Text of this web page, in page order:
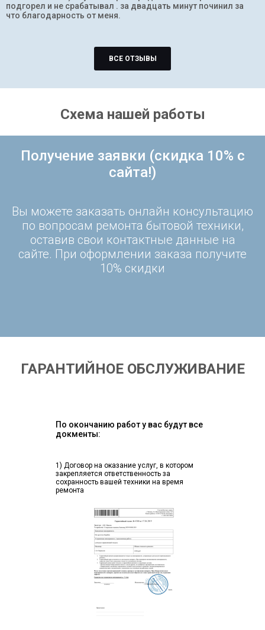
подгорел и не срабатывал . за двадцать минут починил за
что благодарность от меня.
ВСЕ ОТЗЫВЫ
Схема нашей работы
Получение заявки (скидка 10% с
сайта!)
Вы можете заказать онлайн консультацию
по вопросам ремонта бытовой техники,
оставив свои контактные данные на
сайте. При оформлении заказа получите
10% скидки
ГАРАНТИЙНОЕ ОБСЛУЖИВАНИЕ
По окончанию работ у вас будут все
докменты:
1) Договор на оказание услуг, в котором
закрепляется ответственность за
сохранность вашей техники на время
ремонта